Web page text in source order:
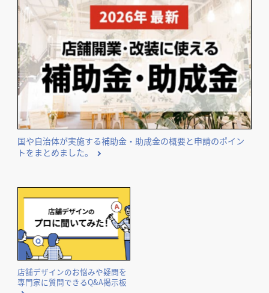
国や自治体が実施する補助金・助成金の概要と申請のポイン
トをまとめました。
店舗デザインのお悩みや疑問を
専門家に質問できるQ&A掲示板